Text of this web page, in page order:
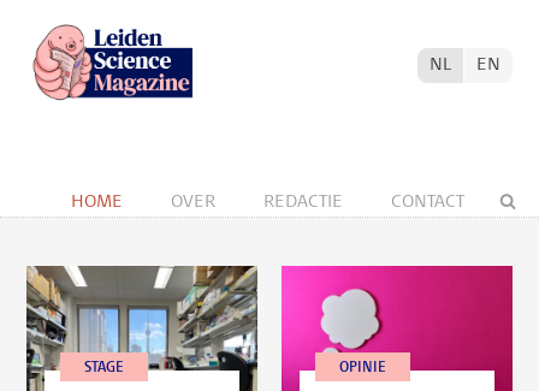
HOME OVER REDACTIE CONTACT
NL EN
STAGE OPINIE